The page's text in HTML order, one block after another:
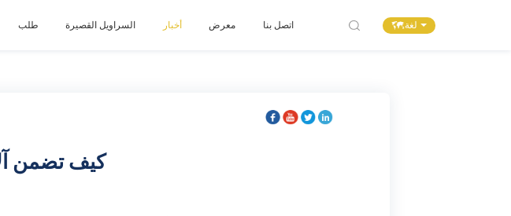
طلب السراويل القصيرة أخبار معرض اتصل بنا لغة
كيف تضمن